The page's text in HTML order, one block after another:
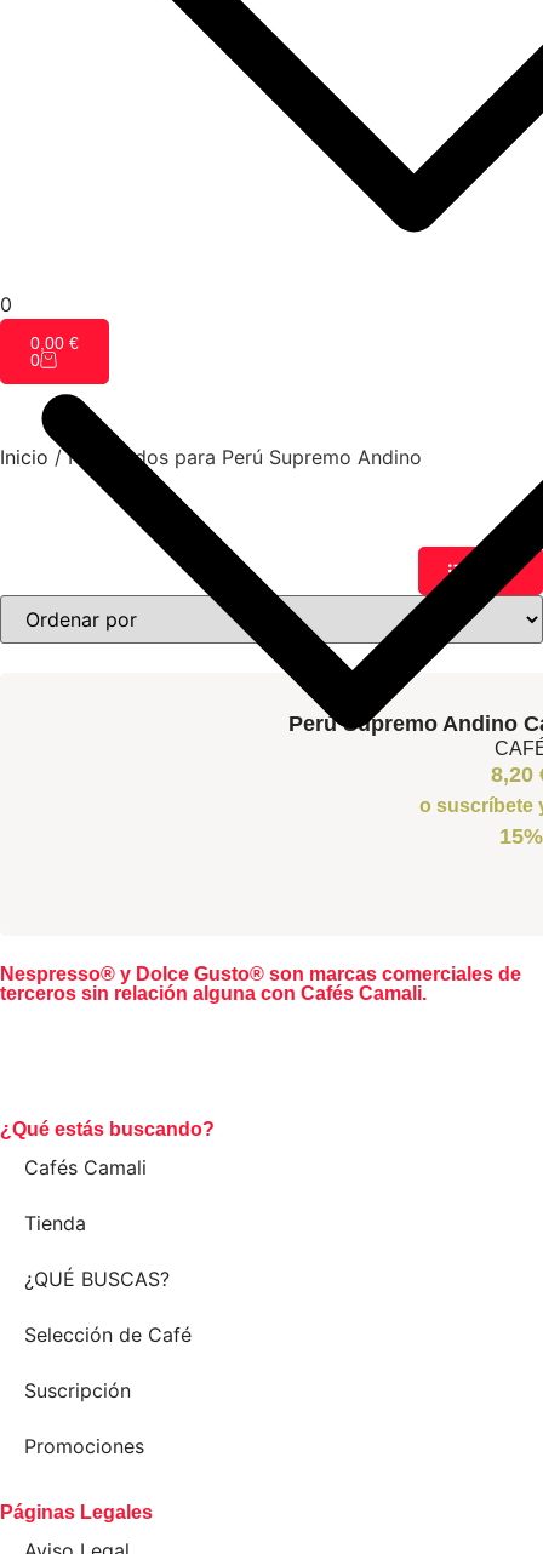
0
0,00 €
0
Inicio /Resultados para Perú Supremo Andino
Perú Supremo Andino
8,20
o suscríbete
15%
Nespresso® y Dolce Gusto® son marcas comerciales de
terceros sin relación alguna con Cafés Camali.
¿Qué estás buscando?
Cafés Camali
Tienda
¿QUÉ BUSCAS?
Selección de Café
Suscripción
Promociones
Páginas Legales